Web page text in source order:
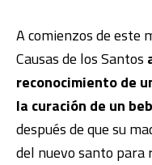
A comienzos de este
Causas de los Santos
reconocimiento de
la curación de un
después de que su
del nuevo santo para